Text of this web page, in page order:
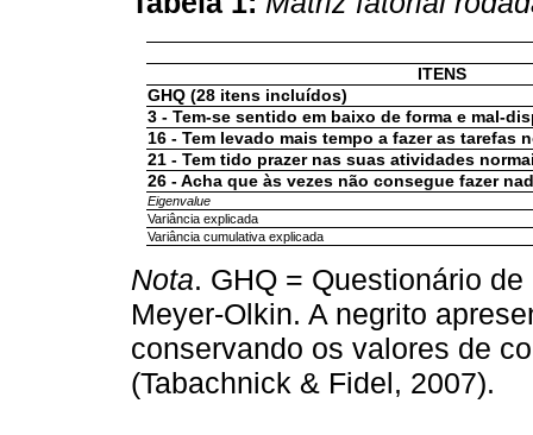
ITENS
GHQ (28 itens incluídos)
3 - Tem-se sentido em baixo de forma e mal-
16 - Tem levado mais tempo a fazer as tarefas
21 - Tem tido prazer nas suas atividades
26 - Acha que às vezes não consegue fazer
Eigenvalue
Variância explicada
Variância cumulativa explicada
Nota. GHQ = Questionário
Meyer-Olkin. A negrito
conservando os valores de
(Tabachnick & Fidel, 2007).